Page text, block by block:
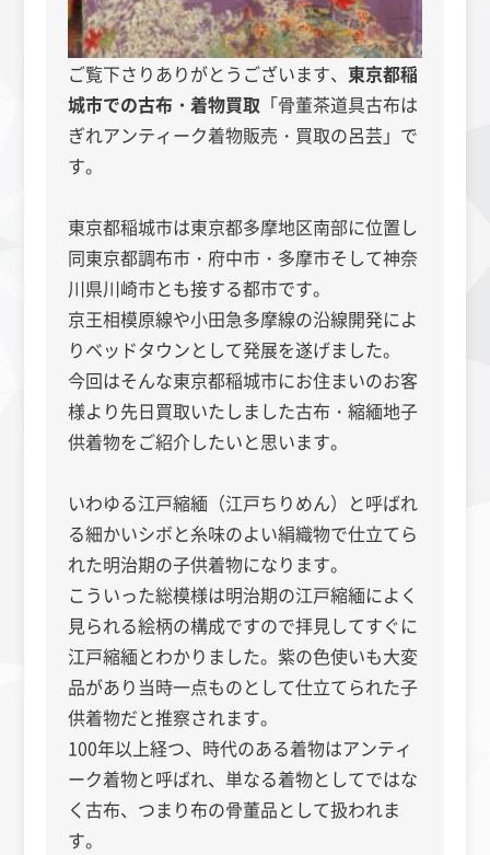
ご覧下さりありがとうございます、 東京都稲
城市での古布・着物買取 「骨董茶道具古布は
ぎれアンティーク着物販売・買取の呂芸」 で
す。
東京都稲城市は東京都多摩地区南部に位置し
同東京都調布市・府中市・多摩市そして神奈
川県川崎市とも接する都市です。
京王相模原線や小田急多摩線の沿線開発によ
りベッドタウンとして発展を遂げました。
今回はそんな東京都稲城市にお住まいのお客
様より先日買取いたしました古布・縮緬地子
供着物をご紹介したいと思います。
いわゆる江戸縮緬（江戸ちりめん）と呼ばれ
る細かいシボと糸味のよい絹織物で仕立てら
れた明治期の子供着物になります。
こういった総模様は明治期の江戸縮緬によく
見られる絵柄の構成ですので拝見してすぐに
江戸縮緬とわかりました。紫の色使いも大変
品があり当時一点ものとして仕立てられた子
供着物だと推察されます。
100年以上経つ、時代のある着物はアンティ
ーク着物と呼ばれ、単なる着物としてではな
く古布、つまり布の骨董品として扱われま
す。